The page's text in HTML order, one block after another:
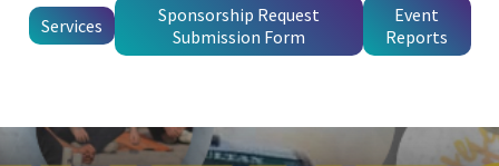
Services
Sponsorship Request
Submission Form
Event
Reports